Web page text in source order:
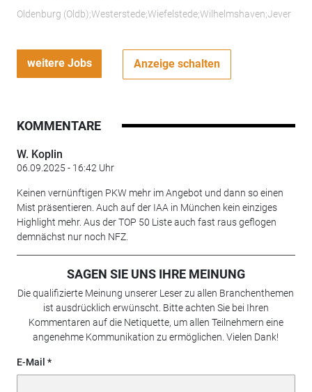
Oldenburg (Oldb);Westerstede;Wiefelstede;Wilhelmshaven;Jever
weitere Jobs Anzeige schalten
KOMMENTARE
W. Koplin
06.09.2025 - 16:42 Uhr
Keinen vernünftigen PKW mehr im Angebot und dann so einen
Mist präsentieren. Auch auf der IAA in München kein einziges
Highlight mehr. Aus der TOP 50 Liste auch fast raus geflogen
demnächst nur noch NFZ.
SAGEN SIE UNS IHRE MEINUNG
Die qualifizierte Meinung unserer Leser zu allen Branchenthemen
ist ausdrücklich erwünscht. Bitte achten Sie bei Ihren
Kommentaren auf die Netiquette, um allen Teilnehmern eine
angenehme Kommunikation zu ermöglichen. Vielen Dank!
E-Mail